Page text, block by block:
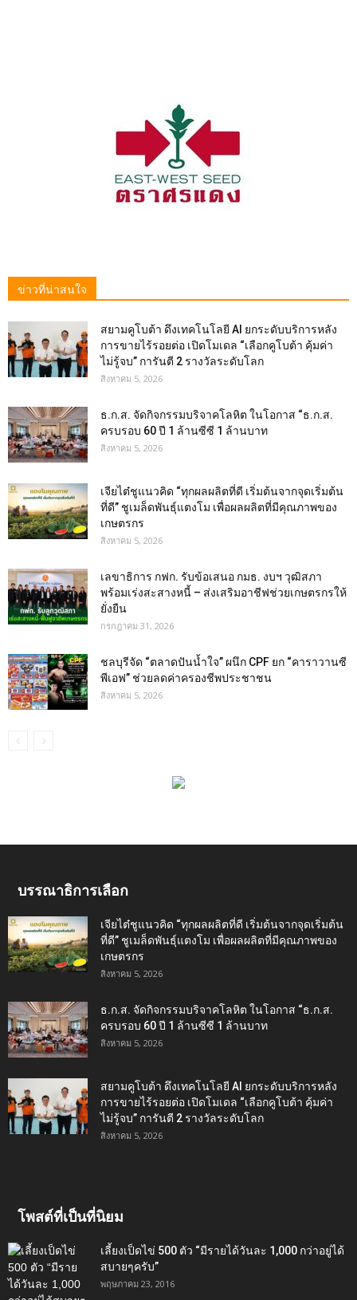
ข่าวที่น่าสนใจ
สยามคูโบต้า ดึงเทคโนโลยี AI ยกระดับบริการหลัง
การขายไร้รอยต่อ เปิดโมเดล “เลือกคูโบต้า คุ้มค่า
ไม่รู้จบ” การันตี 2 รางวัลระดับโลก
สิงหาคม 5, 2026
ธ.ก.ส. จัดกิจกรรมบริจาคโลหิต ในโอกาส “ธ.ก.ส.
ครบรอบ 60 ปี 1 ล้านซีซี 1 ล้านบาท
สิงหาคม 5, 2026
เจียไต๋ชูแนวคิด “ทุกผลผลิตที่ดี เริ่มต้นจากจุดเริ่มต้น
ที่ดี” ชูเมล็ดพันธุ์แตงโม เพื่อผลผลิตที่มีคุณภาพของ
เกษตรกร
สิงหาคม 5, 2026
เลขาธิการ กฟก. รับข้อเสนอ กมธ. งบฯ วุฒิสภา
พร้อมเร่งสะสางหนี้ – ส่งเสริมอาชีฟช่วยเกษตรกรให้
ยั่งยืน
กรกฎาคม 31, 2026
ชลบุรีจัด “ตลาดปันน้ำใจ” ผนึก CPF ยก “คาราวานซี
พีเอฟ” ช่วยลดค่าครองชีพประชาชน
สิงหาคม 5, 2026
บรรณาธิการเลือก
เจียไต๋ชูแนวคิด “ทุกผลผลิตที่ดี เริ่มต้นจากจุดเริ่มต้น
ที่ดี” ชูเมล็ดพันธุ์แตงโม เพื่อผลผลิตที่มีคุณภาพของ
เกษตรกร
สิงหาคม 5, 2026
ธ.ก.ส. จัดกิจกรรมบริจาคโลหิต ในโอกาส “ธ.ก.ส.
ครบรอบ 60 ปี 1 ล้านซีซี 1 ล้านบาท
สิงหาคม 5, 2026
สยามคูโบต้า ดึงเทคโนโลยี AI ยกระดับบริการหลัง
การขายไร้รอยต่อ เปิดโมเดล “เลือกคูโบต้า คุ้มค่า
ไม่รู้จบ” การันตี 2 รางวัลระดับโลก
สิงหาคม 5, 2026
โพสต์ที่เป็นที่นิยม
เลี้ยงเป็ดไข่ 500 ตัว “มีรายได้วันละ 1,000 กว่าอยู่ได้
สบายๆครับ”
พฤษภาคม 23, 2016